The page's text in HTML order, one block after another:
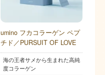
umino フカコラーゲン ペプ
チド／PURSUIT OF LOVE
海の王者サメから生まれた高純
度コラーゲン